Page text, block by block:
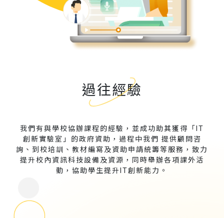
過往經驗
我們有與學校協辦課程的經驗，並成功助其獲得「IT
創新實驗室」的政府資助，過程中我們 提供顧問咨
詢、到校培訓、教材編寫及資助申請統籌等服務，致力
提升校內資訊科技設備及資源，同時舉辦各項課外活
動，協助學生提升IT創新能力。